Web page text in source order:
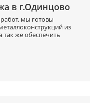
в г.Одинцово
мы готовы
из
же обеспечить